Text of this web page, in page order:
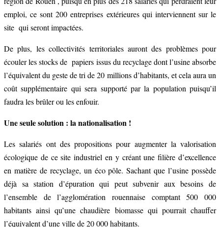
emploi, ce sont 200 entreprises extérieures qui interviennent sur le
site qui seront impactées.
De plus, les collectivités territoriales auront des problèmes pour
écouler les stocks de papiers issus du recyclage dont l’usine absorbe
l’équivalent du geste de tri de 20 millions d’habitants, et cela aura un
coût supplémentaire qui sera supporté par la population puisqu’il
faudra les brûler ou les enfouir.
Une seule solution : la nationalisation !
Les salariés ont des propositions pour augmenter la valorisation
écologique de ce site industriel en y créant une filière d’excellence
en matière de recyclage, un éco pôle. Sachant que l’usine possède
déjà sa station d’épuration qui peut subvenir aux besoins de
l’ensemble de l’agglomération rouennaise comptant 500 000
habitants ainsi qu’une chaudière biomasse qui pourrait chauffer
l’équivalent d’une ville de 20 000 habitants.